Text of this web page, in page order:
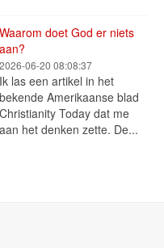
Waarom doet God er niets
aan?
2026-06-20 08:08:37
Ik las een artikel in het
bekende Amerikaanse blad
Christianity Today dat me
aan het denken zette. De...